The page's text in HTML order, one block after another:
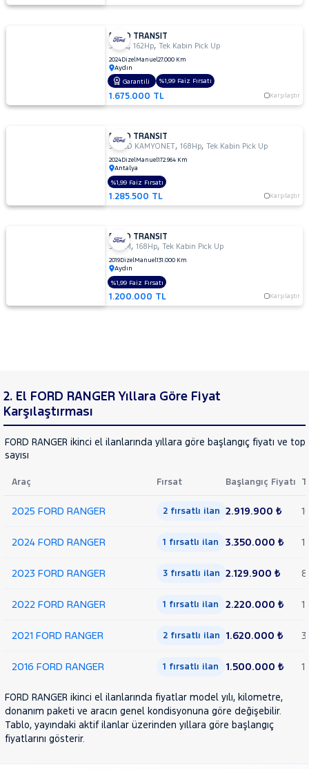
FORD TRANSIT
350 L,162Hp,Tek Kabin Pick Up
2024DizelManuel27.000 Km
Aydın
1.675.000 TL Karşılaştır
Garantili %1,99 Faiz Fırsatı
FORD TRANSIT
350ED KAMYONET,168Hp,Tek Kabin Pick Up
2024DizelManuel172.964 Km
Antalya
1.285.500 TL Karşılaştır
%1,99 Faiz Fırsatı
FORD TRANSIT
350 M ,168Hp,Tek Kabin Pick Up
2019DizelManuel131.000 Km
Aydın
1.200.000 TL Karşılaştır
%1,99 Faiz Fırsatı
2. El FORD RANGER Yıllara Göre Fiyat
Karşılaştırması
FORD RANGER ikinci el ilanlarında yıllara göre başlangıç fiyatı ve
sayısı
Araç Fırsat Başlangıç Fiyatı
2025 FORD RANGER 2 fırsatlı ilan 2.919.900 ₺
2024 FORD RANGER 1 fırsatlı ilan 3.350.000 ₺ 1
2023 FORD RANGER 3 fırsatlı ilan 2.129.900 ₺ 8
2022 FORD RANGER 1 fırsatlı ilan 2.220.000 ₺ 1
2021 FORD RANGER 2 fırsatlı ilan 1.620.000 ₺ 3
2016 FORD RANGER 1 fırsatlı ilan 1.500.000 ₺ 1
FORD RANGER ikinci el ilanlarında fiyatlar model yılı, kilometre,
donanım paketi ve aracın genel kondisyonuna göre değişebilir.
Tablo, yayındaki aktif ilanlar üzerinden yıllara göre başlangıç
fiyatlarını gösterir.